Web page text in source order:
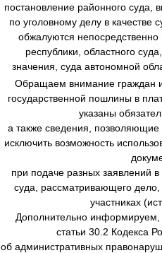
постановление районного суда,
по уголовному делу в качестве
обжалуются непосредственно
республики, областного
значения, суда автономной
Обращаем внимание граждан
государственной пошлины в
указаны
а также сведения, позволяющие
исключить возможность
при подаче разных заявлений
суда, рассматривающего дело,
участниках
Дополнительно информируем,
статьи 30.2 Кодекса
об административных